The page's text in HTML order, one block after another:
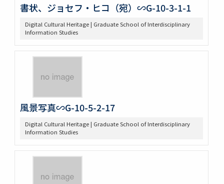
書状、ジョセフ・ヒコ（宛）∽G-10-3-1-1
Digital Cultural Heritage | Graduate School of Interdisciplinary
Information Studies
風景写真∽G-10-5-2-17
Digital Cultural Heritage | Graduate School of Interdisciplinary
Information Studies